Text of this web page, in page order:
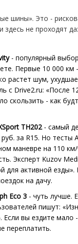
шины». Это -
здесь не проходят
- популярный
Первые 10 000 км
растет шум,
с Drive2.ru: «После
скользить - как
TH202- самый
за R15. Но тесты
маневре на 110
Эксперт Kuzov
для активной
на дачу.
Eco 3 - чуть лучше.
пишут:
Если вы ездите мало
переплатить.